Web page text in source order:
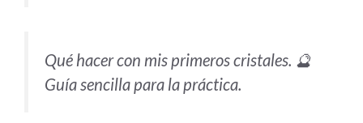
Qué hacer con mis primeros cristales. 🔮
Guía sencilla para la práctica.